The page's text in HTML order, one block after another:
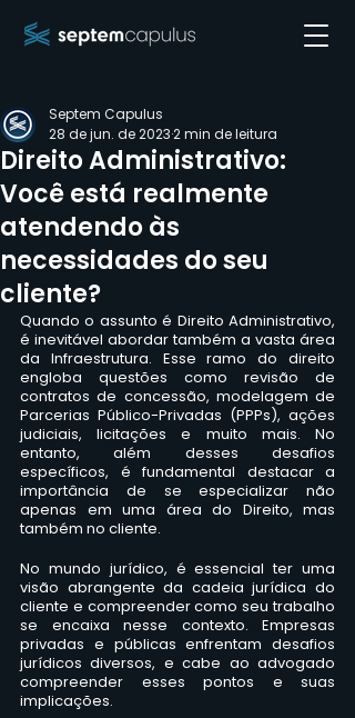
Direito Administrativo:
Você está realmente
atendendo às
necessidades do seu
cliente?
Septem Capulus
28 de jun. de 20232 min de leitura
Quando o assunto é Direito Administrativo,
é inevitável abordar também a vasta área
da Infraestrutura. Esse ramo do direito
engloba questões como revisão de
contratos de concessão, modelagem de
Parcerias Público-Privadas (PPPs), ações
judiciais, licitações e muito mais. No
entanto, além desses desafios
específicos, é fundamental destacar a
importância de se especializar não
apenas em uma área do Direito, mas
também no cliente.
No mundo jurídico, é essencial ter uma
visão abrangente da cadeia jurídica do
cliente e compreender como seu trabalho
se encaixa nesse contexto. Empresas
privadas e públicas enfrentam desafios
jurídicos diversos, e cabe ao advogado
compreender esses pontos e suas
implicações.